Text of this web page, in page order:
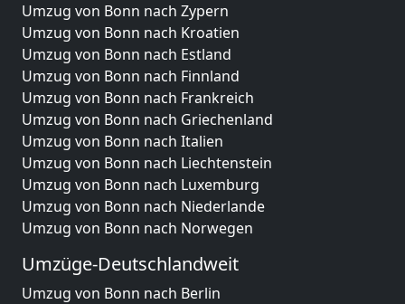
Umzug von Bonn nach Zypern
Umzug von Bonn nach Kroatien
Umzug von Bonn nach Estland
Umzug von Bonn nach Finnland
Umzug von Bonn nach Frankreich
Umzug von Bonn nach Griechenland
Umzug von Bonn nach Italien
Umzug von Bonn nach Liechtenstein
Umzug von Bonn nach Luxemburg
Umzug von Bonn nach Niederlande
Umzug von Bonn nach Norwegen
Umzüge-Deutschlandweit
Umzug von Bonn nach Berlin